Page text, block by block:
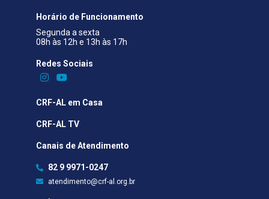
Horário de Funcionamento
Segunda a sexta
08h às 12h e 13h às 17h
Redes Sociais​
CRF-AL em Casa
CRF-AL TV
Canais de Atendimento
82 9 9971-0247
atendimento@crf-al.org.br